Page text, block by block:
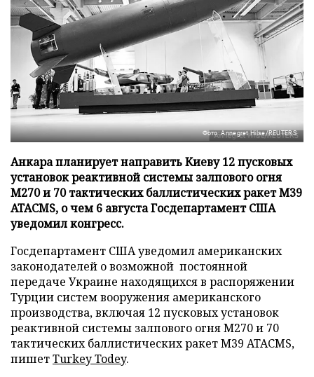
Фото: Annegret Hilse/REUTERS
Анкара планирует направить Киеву 12 пусковых
установок реактивной системы залпового огня
М270 и 70 тактических баллистических ракет М39
ATACMS, о чем 6 августа Госдепартамент США
уведомил конгресс.
Госдепартамент США уведомил американских
законодателей о возможной постоянной
передаче Украине находящихся в распоряжении
Турции систем вооружения американского
производства, включая 12 пусковых установок
реактивной системы залпового огня М270 и 70
тактических баллистических ракет М39 ATACMS,
пишетTurkey Todey.